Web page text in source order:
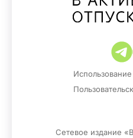
Сетевое издание